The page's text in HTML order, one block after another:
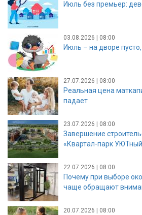
Июль без премьер:
03.08.2026 | 08:00
Июль – на дворе
27.07.2026 | 08:00
Реальная цена
падает
23.07.2026 | 08:00
Завершение
«Квартал-парк
22.07.2026 | 08:00
Почему при выборе
чаще обращают
20.07.2026 | 08:00